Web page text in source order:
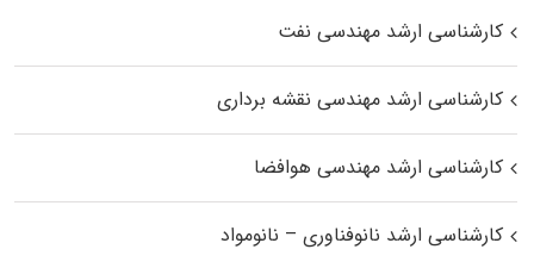
کارشناسی ارشد مهندسی نفت
کارشناسی ارشد مهندسی نقشه برداری
کارشناسی ارشد مهندسی هوافضا
کارشناسی ارشد نانوفناوری – نانومواد